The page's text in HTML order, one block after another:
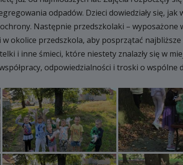
odpadów. Dzieci dowiedziały się,
Następnie przedszkolaki –
w okolice przedszkola, aby posprzątać
i inne śmieci, które niestety znalazły się w
odpowiedzialności i troski o wspólne